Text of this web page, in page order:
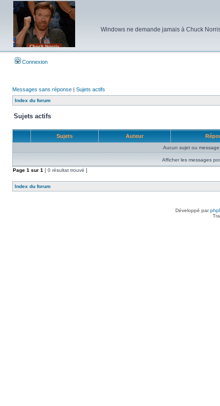
Windows ne demande jamais à Chuck
Connexion
Messages sans réponse | Sujets actifs
Index du forum
Sujets actifs
Sujets Auteur
Aucun sujet ou
Afficher les messages
Page 1 sur 1 [ 0 résultat trouvé ]
Index du forum
Développé par